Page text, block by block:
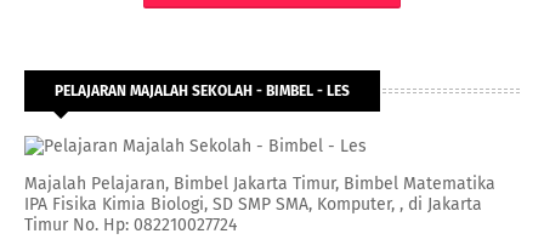
PELAJARAN MAJALAH SEKOLAH - BIMBEL - LES
Majalah Pelajaran, Bimbel Jakarta Timur, Bimbel Matematika
IPA Fisika Kimia Biologi, SD SMP SMA, Komputer, , di Jakarta
Timur No. Hp: 082210027724